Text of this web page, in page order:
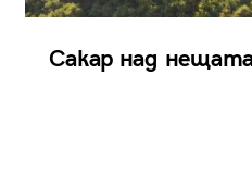
Сакар над